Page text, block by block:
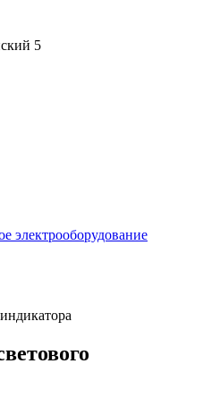
5
электрооборудование